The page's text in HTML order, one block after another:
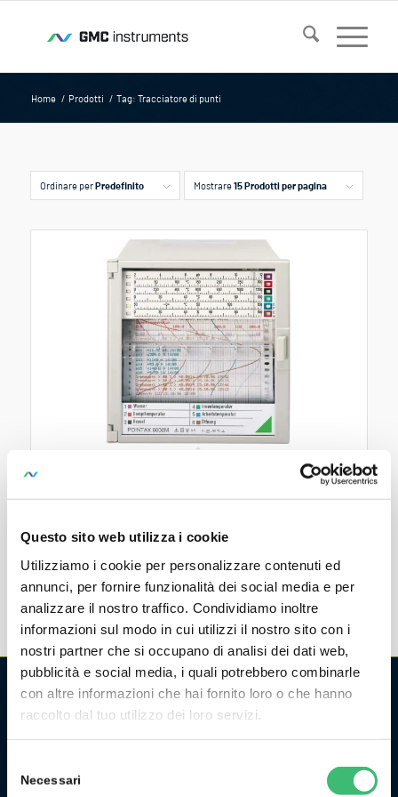
Questo sito web utilizza i cookie
Utilizziamo i cookie per personalizzare contenuti ed
annunci, per fornire funzionalità dei social media e per
analizzare il nostro traffico. Condividiamo inoltre
informazioni sul modo in cui utilizzi il nostro sito con i
nostri partner che si occupano di analisi dei dati web,
pubblicità e social media, i quali potrebbero combinarle
con altre informazioni che hai fornito loro o che hanno
raccolto dal tuo utilizzo dei loro servizi.
delNecessari
Home / Prodotti / Tag: Tracciatore di punti
Ordinare perPredefinito Mostrare15 Prodotti per pagina
CHI SIAMO
, ed opera nel
settore della misura e del controllo industriale. Fa parte di